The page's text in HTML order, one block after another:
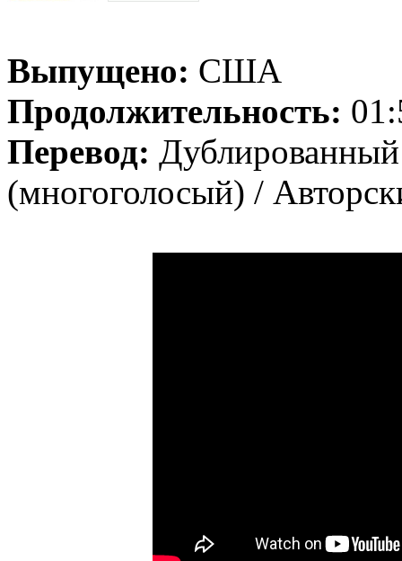
Выпущено: США
Продолжительность:
Перевод:
(многоголосый) /